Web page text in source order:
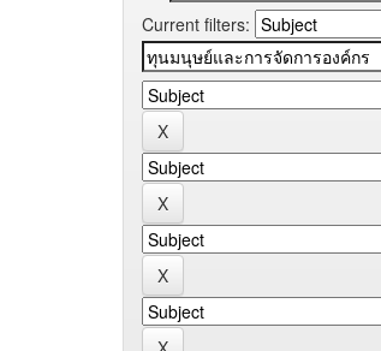
Current filters: